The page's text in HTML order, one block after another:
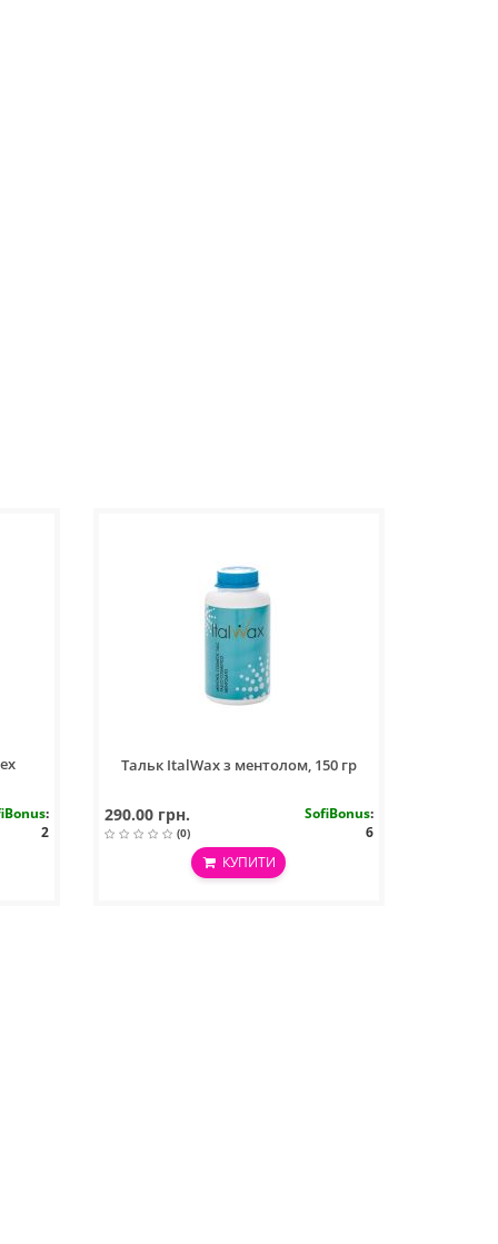
:
2
Тальк ItalWax з ментолом, 150 гр
290.00 грн.
(0)
SofiBonus:
6
КУПИТИ